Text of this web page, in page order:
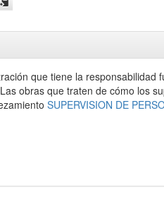
que tiene la
obras que traten de cómo los
SUPERVISION DE